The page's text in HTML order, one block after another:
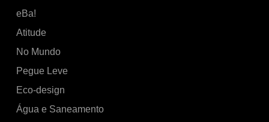
eBa!
Atitude
No Mundo
Pegue Leve
Eco-design
Água e Saneamento